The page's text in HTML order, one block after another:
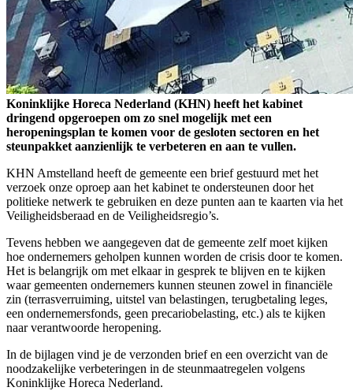
Koninklijke Horeca Nederland (KHN) heeft het kabinet
dringend opgeroepen om zo snel mogelijk met een
heropeningsplan te komen voor de gesloten sectoren en het
steunpakket aanzienlijk te verbeteren en aan te vullen.
KHN Amstelland heeft de gemeente een brief gestuurd met het
verzoek onze oproep aan het kabinet te ondersteunen door het
politieke netwerk te gebruiken en deze punten aan te kaarten via het
Veiligheidsberaad en de Veiligheidsregio’s.
Tevens hebben we aangegeven dat de gemeente zelf moet kijken
hoe ondernemers geholpen kunnen worden de crisis door te komen.
Het is belangrijk om met elkaar in gesprek te blijven en te kijken
waar gemeenten ondernemers kunnen steunen zowel in financiële
zin (terrasverruiming, uitstel van belastingen, terugbetaling leges,
een ondernemersfonds, geen precariobelasting, etc.) als te kijken
naar verantwoorde heropening.
In de bijlagen vind je de verzonden brief en een overzicht van de
noodzakelijke verbeteringen in de steunmaatregelen volgens
Koninklijke Horeca Nederland.